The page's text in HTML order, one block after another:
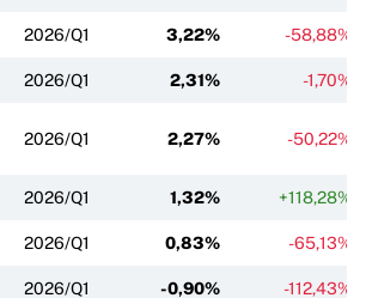
2026/Q1 3,22% -58,88%
2026/Q1 2,31% -1,70%
2026/Q1 2,27% -50,22%
2026/Q1 1,32% +118,28%
2026/Q1 0,83% -65,13%
2026/Q1 -0,90% -112,43%